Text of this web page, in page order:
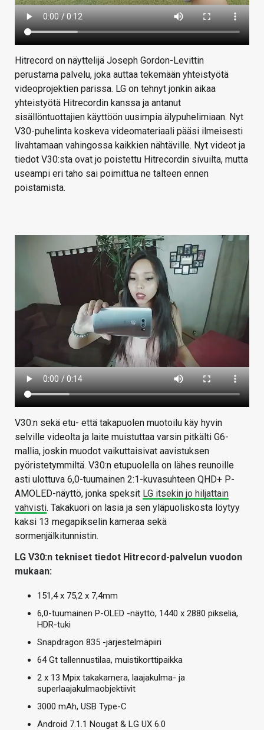
Hitrecord on näyttelijä Joseph Gordon-Levittin
perustama palvelu, joka auttaa tekemään yhteistyötä
videoprojektien parissa. LG on tehnyt jonkin aikaa
yhteistyötä Hitrecordin kanssa ja antanut
sisällöntuottajien käyttöön uusimpia älypuhelimiaan. Nyt
V30-puhelinta koskeva videomateriaali pääsi ilmeisesti
livahtamaan vahingossa kaikkien nähtäville. Nyt videot ja
tiedot V30:sta ovat jo poistettu Hitrecordin sivuilta, mutta
useampi eri taho sai poimittua ne talteen ennen
poistamista.
V30:n sekä etu- että takapuolen muotoilu käy hyvin
selville videolta ja laite muistuttaa varsin pitkälti G6-
mallia, joskin muodot vaikuttaisivat aavistuksen
pyöristetymmiltä. V30:n etupuolella on lähes reunoille
asti ulottuva 6,0-tuumainen 2:1-kuvasuhteen QHD+ P-
AMOLED-näyttö, jonka speksit LG itsekin jo hiljattain
vahvisti. Takakuori on lasia ja sen yläpuoliskosta löytyy
kaksi 13 megapikselin kameraa sekä
sormenjälkitunnistin.
LG V30:n tekniset tiedot Hitrecord-palvelun vuodon
mukaan:
151,4 x 75,2 x 7,4mm
6,0-tuumainen P-OLED -näyttö, 1440 x 2880 pikseliä,
HDR-tuki
Snapdragon 835 -järjestelmäpiiri
64 Gt tallennustilaa, muistikorttipaikka
2 x 13 Mpix takakamera, laajakulma- ja
superlaajakulmaobjektiivit
3000 mAh, USB Type-C
Android 7.1.1 Nougat & LG UX 6.0